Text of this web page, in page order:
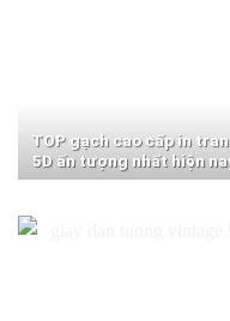
TOP gạch cao cấp in
5D ấn tượng nhất hiện